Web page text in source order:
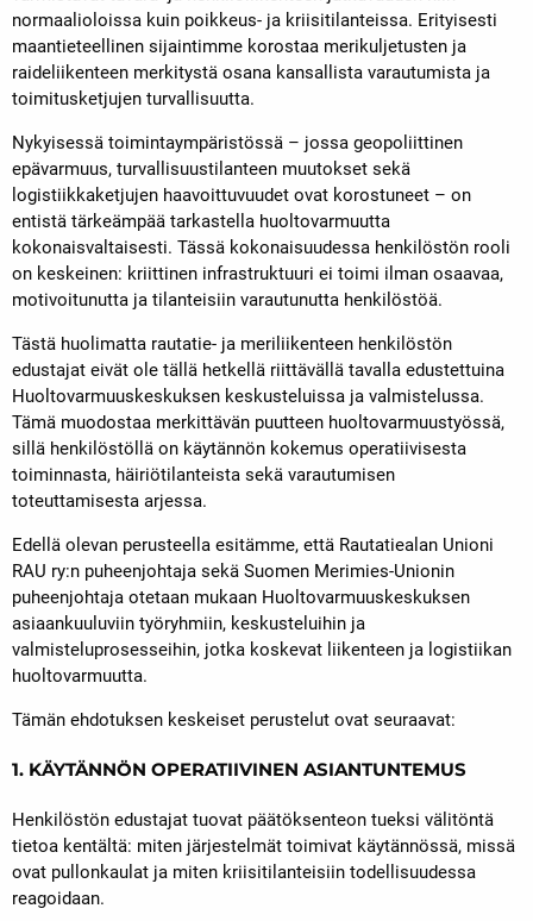
normaalioloissa kuin poikkeus- ja kriisitilanteissa. Erityisesti
maantieteellinen sijaintimme korostaa merikuljetusten ja
raideliikenteen merkitystä osana kansallista varautumista ja
toimitusketjujen turvallisuutta.
Nykyisessä toimintaympäristössä – jossa geopoliittinen
epävarmuus, turvallisuustilanteen muutokset sekä
logistiikkaketjujen haavoittuvuudet ovat korostuneet – on
entistä tärkeämpää tarkastella huoltovarmuutta
kokonaisvaltaisesti. Tässä kokonaisuudessa henkilöstön rooli
on keskeinen: kriittinen infrastruktuuri ei toimi ilman osaavaa,
motivoitunutta ja tilanteisiin varautunutta henkilöstöä.
Tästä huolimatta rautatie- ja meriliikenteen henkilöstön
edustajat eivät ole tällä hetkellä riittävällä tavalla edustettuina
Huoltovarmuuskeskuksen keskusteluissa ja valmistelussa.
Tämä muodostaa merkittävän puutteen huoltovarmuustyössä,
sillä henkilöstöllä on käytännön kokemus operatiivisesta
toiminnasta, häiriötilanteista sekä varautumisen
toteuttamisesta arjessa.
Edellä olevan perusteella esitämme, että Rautatiealan Unioni
RAU ry:n puheenjohtaja sekä Suomen Merimies-Unionin
puheenjohtaja otetaan mukaan Huoltovarmuuskeskuksen
asiaankuuluviin työryhmiin, keskusteluihin ja
valmisteluprosesseihin, jotka koskevat liikenteen ja logistiikan
huoltovarmuutta.
Tämän ehdotuksen keskeiset perustelut ovat seuraavat:
1. KÄYTÄNNÖN OPERATIIVINEN ASIANTUNTEMUS
Henkilöstön edustajat tuovat päätöksenteon tueksi välitöntä
tietoa kentältä: miten järjestelmät toimivat käytännössä, missä
ovat pullonkaulat ja miten kriisitilanteisiin todellisuudessa
reagoidaan.